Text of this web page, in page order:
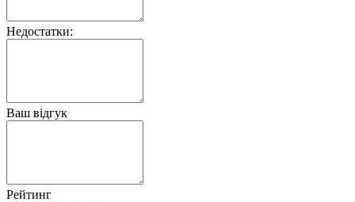
Недостатки:
Ваш відгук
Рейтинг